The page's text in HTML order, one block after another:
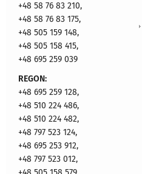
+48 58 76 83 210,
+48 58 76 83 175,
+48 505 159 148,
+48 505 158 415,
+48 695 259 039
REGON:
+48 695 259 128,
+48 510 224 486,
+48 510 224 482,
+48 797 523 124,
+48 695 253 912,
+48 797 523 012,